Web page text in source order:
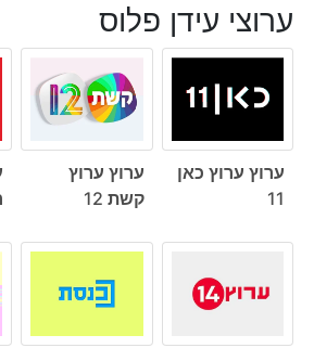
ערוצי עידן פלוס
ערוץ ערוץ כאן
11
ערוץ ערוץ
קשת 12